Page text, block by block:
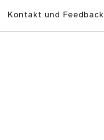
Kontakt und Feedback